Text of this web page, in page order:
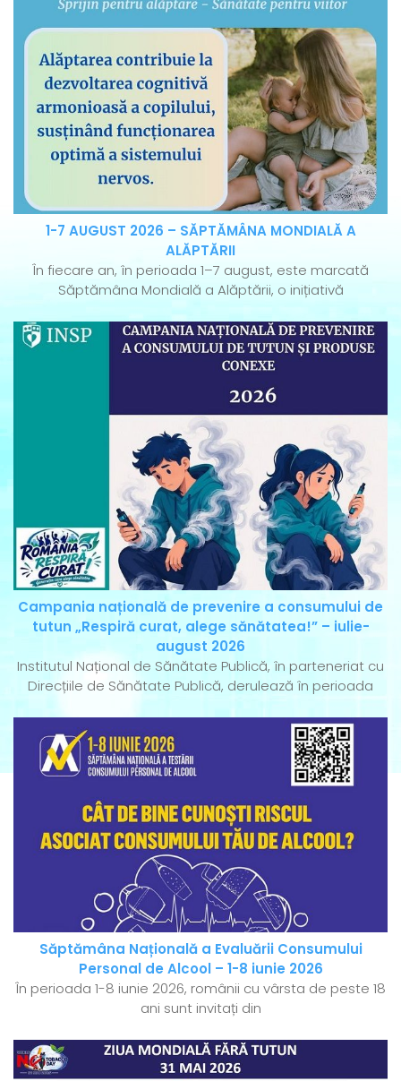
1-7 AUGUST 2026 – SĂPTĂMÂNA MONDIALĂ A
ALĂPTĂRII
În fiecare an, în perioada 1–7 august, este marcată
Săptămâna Mondială a Alăptării, o inițiativă
Campania națională de prevenire a consumului de
tutun „Respiră curat, alege sănătatea!” – iulie-
august 2026
Institutul Național de Sănătate Publică, în parteneriat cu
Direcțiile de Sănătate Publică, derulează în perioada
Săptămâna Națională a Evaluării Consumului
Personal de Alcool – 1-8 iunie 2026
În perioada 1-8 iunie 2026, românii cu vârsta de peste 18
ani sunt invitați din